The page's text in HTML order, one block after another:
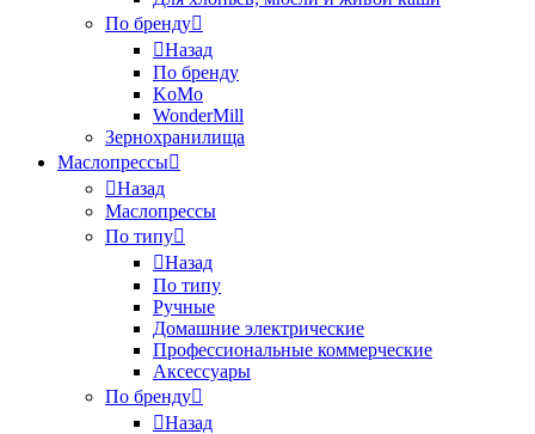
По бренду
Назад
По бренду
KoMo
WonderMill
Зернохранилища
Маслопрессы
Назад
Маслопрессы
По типу
Назад
По типу
Ручные
Домашние электрические
Профессиональные коммерческие
Аксессуары
По бренду
Назад